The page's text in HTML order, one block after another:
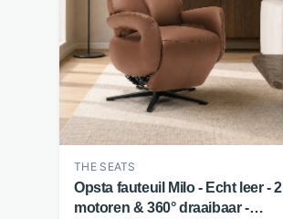
THE SEATS
Opsta fauteuil Milo - Echt leer - 2
motoren & 360° draaibaar -